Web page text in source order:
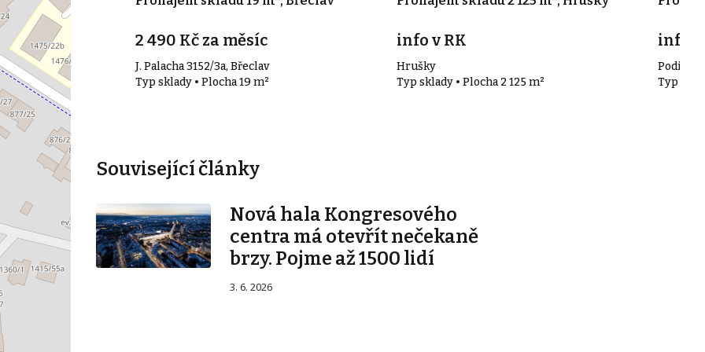
m²
2 490 Kč za měsíc
J. Palacha 3152/3a, Břeclav
Typ sklady • Plocha 19 m²
info v RK
Hrušky
Typ sklady • Plocha 2 125 m²
info v
Podivín
Typ
Související články
Nová hala Kongresového
centra má otevřít nečekaně
brzy. Pojme až 1500 lidí
3. 6. 2026